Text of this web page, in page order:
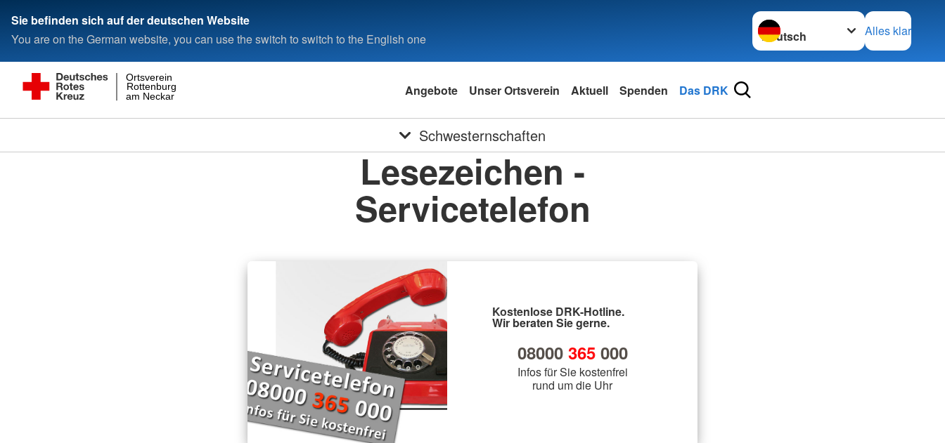
Sie befinden sich auf der deutschen Website
You are on the German website, you can use the switch to switch to the English one
Sprache wechseln zu
Alles klar
am Neckar
Rottenburg
Ortsverein
Angebote Unser Ortsverein Aktuell Spenden Das DRK
Schwesternschaften
Lesezeichen -
Servicetelefon
Kostenlose DRK-Hotline.
Wir beraten Sie gerne.
08000 365000
Infos für Sie kostenfrei
rund um die Uhr